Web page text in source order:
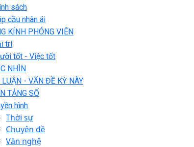
sách
cầu nhân ái
KÍNH PHÓNG VIÊN
trí
tốt - Việc tốt
NHÌN
LUẬN - VẤN ĐỀ KỲ NÀY
TẢNG SỐ
hình
Thời sự
Chuyên đề
Văn nghệ